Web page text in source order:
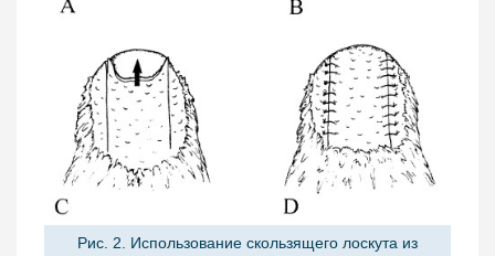
Рис. 2. Использование скользящего лоскута из